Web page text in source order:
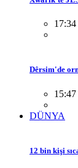
Dêrsim'de
DÜNYA
12 bin kişi